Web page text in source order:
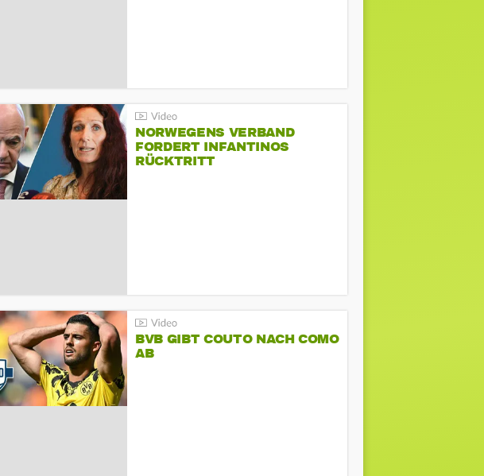
NORWEGENS VERBAND
FORDERT INFANTINOS
RÜCKTRITT
BVB GIBT COUTO NACH COMO
AB